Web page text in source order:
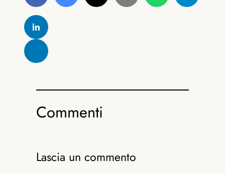
Commenti
Lascia un commento